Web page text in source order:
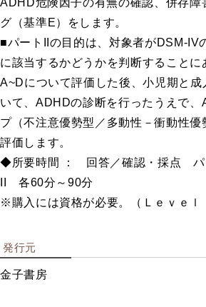
ADHD危険因子の有無の確認、併存障
グ（基準E）をします。
■パートIIの目的は、対象者がDSM-IV
に該当するかどうかを判断することに
A~Dについて評価した後、小児期と成
いて、ADHDの診断を行ったうえで、
プ（不注意優勢型／多動性－衝動性優
評価します。
◆所要時間 ： 回答／確認・採点 パ
II 各60分～90分
※購入には資格が必要。（ Ｌｅｖｅ
発行元
金子書房
小学校用
中学校用
高等学校用
大学・短大・専門学校用